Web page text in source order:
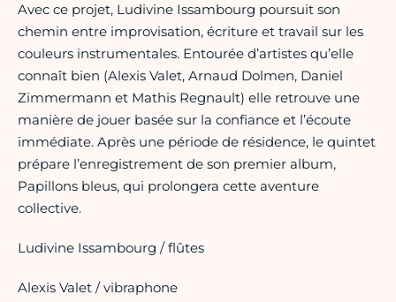
Avec ce projet, Ludivine Issambourg poursuit son
chemin entre improvisation, écriture et travail sur les
couleurs instrumentales. Entourée d’artistes qu’elle
connaît bien (Alexis Valet, Arnaud Dolmen, Daniel
Zimmermann et Mathis Regnault) elle retrouve une
manière de jouer basée sur la confiance et l’écoute
immédiate. Après une période de résidence, le quintet
prépare l’enregistrement de son premier album,
Papillons bleus, qui prolongera cette aventure
collective.
Ludivine Issambourg / flûtes
Alexis Valet / vibraphone